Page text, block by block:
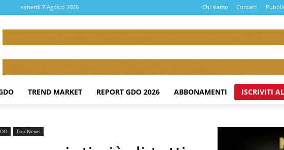
venerdì 7 Agosto 2026 Chi siamo Contatti
TREND MARKET REPORT GDO 2026 ABBONAMENTI ISCRIVITI
Top News